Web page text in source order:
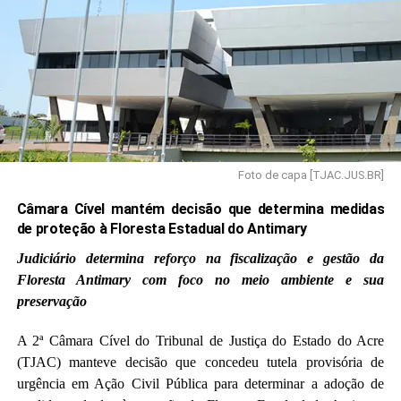
Macapá, empreendimento orçado em R$ 69 milhões e
financiado com recursos federais.
Além disso, segundo a PF, após a celebração do contrato
e o repasse de recursos públicos à empresa contratada,
teve início uma “sistemática e anômala” movimentação
de recursos em espécie por seus sócios, de forma
reiterada, fracionada e incompatível com a natureza da
atividade desempenhada.
envolvimento do prefeito. Entre os indícios destacam-se
o transporte de valores em veículo de sua propriedade e o
possível transporte de valores por funcionários do
Instituto de Medicina do Coração, pessoa jurídica a ele
vinculada.
Foto de capa [TJAC.JUS.BR]
Câmara Cível mantém decisão que determina medidas
de proteção à Floresta Estadual do Antimary
Judiciário determina reforço na fiscalização e gestão da
Floresta Antimary com foco no meio ambiente e sua
preservação
A 2ª Câmara Cível do Tribunal de Justiça do Estado do Acre
(TJAC) manteve decisão que concedeu tutela provisória de
urgência em Ação Civil Pública para determinar a adoção de